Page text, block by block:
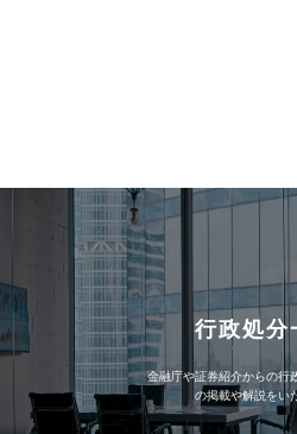
行政処分
金融庁や証券紹介からの行
の掲載や解説をい